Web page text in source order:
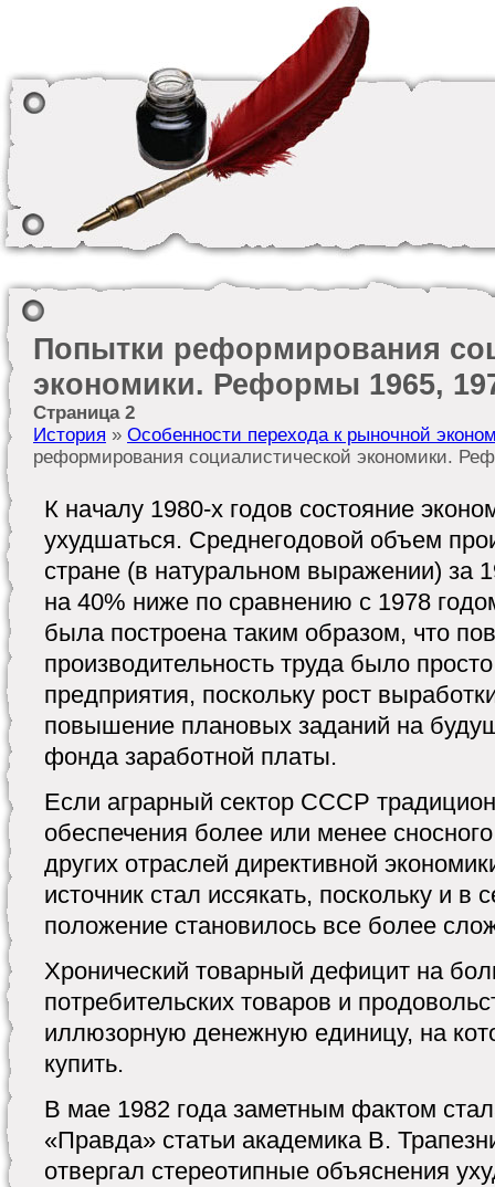
Попытки реформирования
экономики. Реформы 1965,
Страница 2
История » Особенности перехода к рыночной
реформирования социалистической экономики.
К началу 1980-х годов состояние
ухудшаться. Среднегодовой объем
стране (в натуральном выражении) за
на 40% ниже по сравнению с 1978
была построена таким образом, что
производительность труда было
предприятия, поскольку рост
повышение плановых заданий на
фонда заработной платы.
Если аграрный сектор СССР
обеспечения более или менее
других отраслей директивной
источник стал иссякать, поскольку и в
положение становилось все более
Хронический товарный дефицит на
потребительских товаров и
иллюзорную денежную единицу, на
купить.
В мае 1982 года заметным фактом
«Правда» статьи академика В.
отвергал стереотипные объяснения